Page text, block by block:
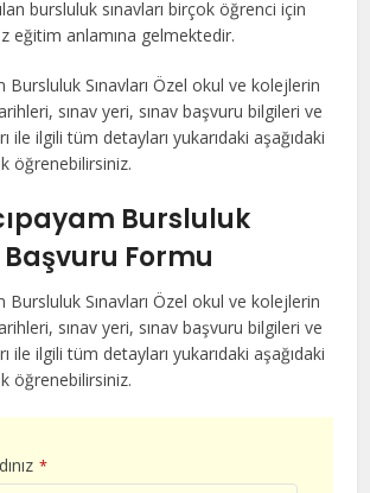
bursluluk sınavları birçok öğrenci için
eğitim anlamına gelmektedir.
Bursluluk Sınavları Özel okul ve kolejlerin
sınav yeri, sınav başvuru bilgileri ve
ile ilgili tüm detayları yukarıdaki aşağıdaki
öğrenebilirsiniz.
Bursluluk
Başvuru Formu
Bursluluk Sınavları Özel okul ve kolejlerin
sınav yeri, sınav başvuru bilgileri ve
ile ilgili tüm detayları yukarıdaki aşağıdaki
öğrenebilirsiniz.
*